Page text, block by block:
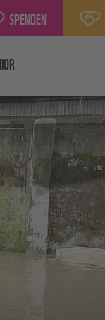
SPENDEN